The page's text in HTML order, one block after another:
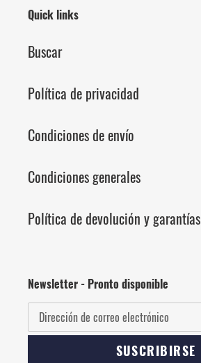
Quick links
Buscar
Política de privacidad
Condiciones de envío
Condiciones generales
Política de devolución y garantías
Newsletter - Pronto disponible
SUSCRIBIRSE